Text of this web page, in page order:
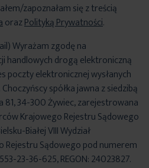
zapoznałam się z treścią
orazPolityką Prywatności.
Wyrażam zgodę na
handlowych drogą elektroniczną
poczty elektronicznej wysłanych
Choczyńscy spółka jawna z siedzibą
81, 34-300 Żywiec, zarejestrowana
Krajowego Rejestru Sądowego
Białej VIII Wydział
Rejestru Sądowego pod numerem
23-36-625, REGON: 24023827.